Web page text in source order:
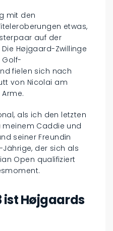
mit den
etwas,
auf der
Højgaard-Zwillinge
fielen sich nach
von Nicolai am
als ich den letzten
meinem Caddie und
seiner Freundin
der sich als
Open qualifiziert
ist Højgaards